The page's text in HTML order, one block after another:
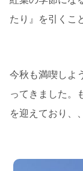
たり』を引くこ
今秋も満喫しよ
ってきました。
を迎えており、